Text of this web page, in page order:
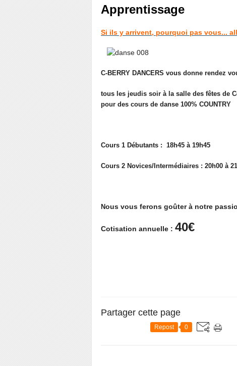
Apprentissage
Si ils y arrivent, pourquoi pas vous...
C-BERRY DANCERS vous donne rendez
tous les jeudis soir à la salle des fêtes de
pour des cours de danse 100% COUNTRY
Cours 1 Débutants : 18h45 à 19h45
Cours 2 Novices/Intermédiaires : 20h00 à
Nous vous ferons goûter à notre
Cotisation annuelle : 40€
Partager cette page
Repost 0